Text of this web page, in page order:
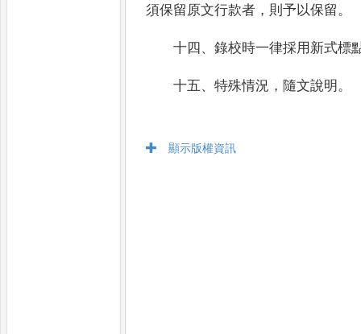
須保留原文行款者 ， 則予以保留。
十四 、錄校時一律採用新式標
十五、特殊情況 ， 隨文說明。
顯示版權資訊